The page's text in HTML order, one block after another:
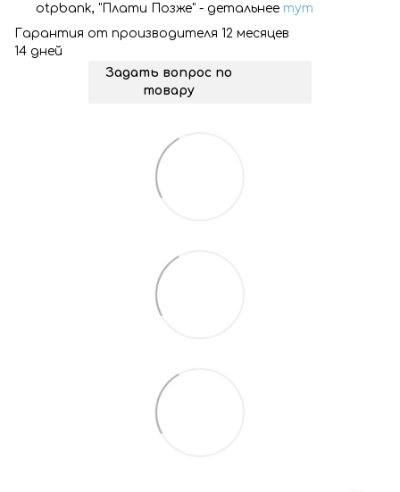
otpbank, "Плати Позже" - детальнее тут
Гарантия от производителя 12 месяцев
14 дней
Задать вопрос по
товару